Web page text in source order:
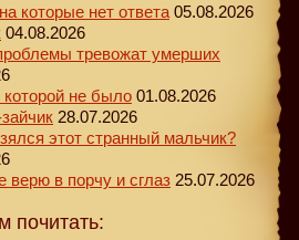
которые нет ответа 05.08.2026
04.08.2026
тревожат умерших
не было 01.08.2026
28.07.2026
этот странный мальчик?
верю в порчу и сглаз 25.07.2026
почитать: